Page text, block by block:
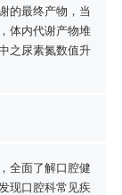
的最终产物，当
体内代谢产物堆
之尿素氮数值升
全面了解口腔健
现口腔科常见疾